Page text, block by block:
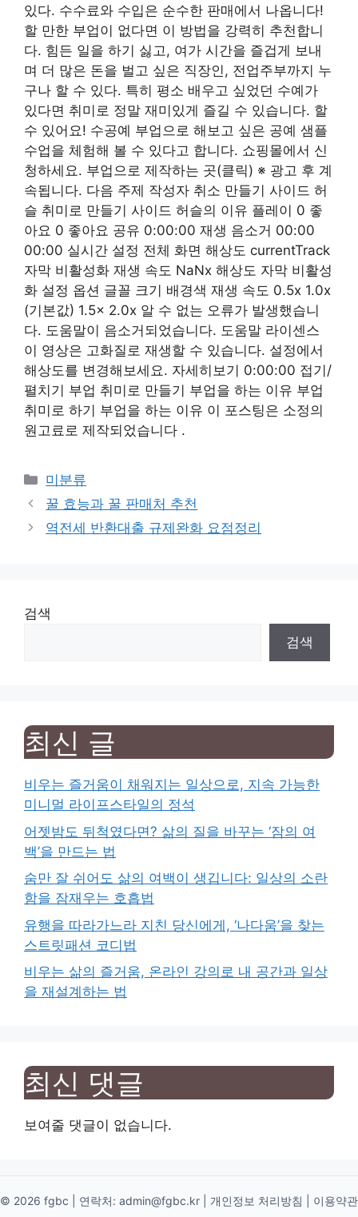
있다. 수수료와 수입은 순수한 판매에서 나옵니다!
할 만한 부업이 없다면 이 방법을 강력히 추천합니
다. 힘든 일을 하기 싫고, 여가 시간을 즐겁게 보내
며 더 많은 돈을 벌고 싶은 직장인, 전업주부까지 누
구나 할 수 있다. 특히 평소 배우고 싶었던 수예가
있다면 취미로 정말 재미있게 즐길 수 있습니다. 할
수 있어요! 수공예 부업으로 해보고 싶은 공예 샘플
수업을 체험해 볼 수 있다고 합니다. 쇼핑몰에서 신
청하세요. 부업으로 제작하는 곳(클릭) ※ 광고 후 계
속됩니다. 다음 주제 작성자 취소 만들기 사이드 허
슬 취미로 만들기 사이드 허슬의 이유 플레이 0 좋
아요 0 좋아요 공유 0:00:00 재생 음소거 00:00
00:00 실시간 설정 전체 화면 해상도 currentTrack
자막 비활성화 재생 속도 NaNx 해상도 자막 비활성
화 설정 옵션 글꼴 크기 배경색 재생 속도 ​0.5x 1.0x
(기본값) 1.5x 2.0x 알 수 없는 오류가 발생했습니
다. 도움말이 음소거되었습니다. 도움말 라이센스
이 영상은 고화질로 재생할 수 있습니다. 설정에서
해상도를 변경해보세요. 자세히보기 0:00:00 접기/
펼치기 부업 취미로 만들기 부업을 하는 이유 부업
취미로 하기 부업을 하는 이유 이 포스팅은 소정의
원고료로 제작되었습니다 .
Categories
미분류
꿀 효능과 꿀 판매처 추천
역전세 반환대출 규제완화 요점정리
검색
검색
최신 글
비우는 즐거움이 채워지는 일상으로, 지속 가능한
미니멀 라이프스타일의 정석
어젯밤도 뒤척였다면? 삶의 질을 바꾸는 ‘잠의 여
백’을 만드는 법
숨만 잘 쉬어도 삶의 여백이 생깁니다: 일상의 소란
함을 잠재우는 호흡법
유행을 따라가느라 지친 당신에게, ‘나다움’을 찾는
스트릿패션 코디법
비우는 삶의 즐거움, 온라인 강의로 내 공간과 일상
을 재설계하는 법
최신 댓글
보여줄 댓글이 없습니다.
© 2026 fgbc | 연락처: admin@fgbc.kr 개인정보 처리방침 이용약관